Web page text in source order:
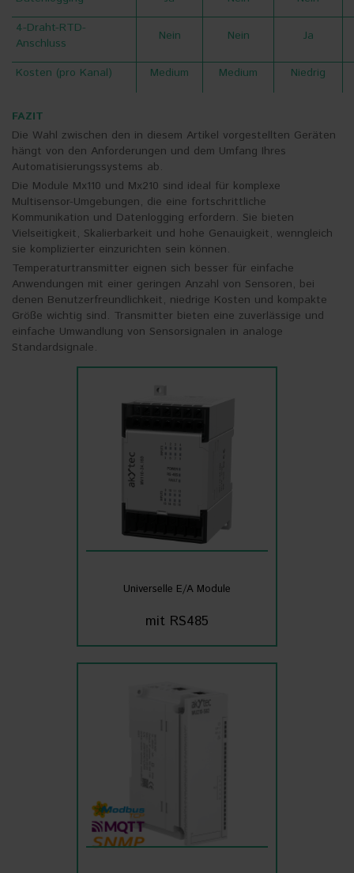
4-Draht-RTD-
Anschluss
Nein Nein Ja
Kosten (pro Kanal) Medium Medium Niedrig
FAZIT
Die Wahl zwischen den in diesem Artikel vorgestellten Geräten
hängt von den Anforderungen und dem Umfang Ihres
Automatisierungssystems ab.
Die Module Mx110 und Mx210 sind ideal für komplexe
Multisensor-Umgebungen, die eine fortschrittliche
Kommunikation und Datenlogging erfordern. Sie bieten
Vielseitigkeit, Skalierbarkeit und hohe Genauigkeit, wenngleich
sie komplizierter einzurichten sein können.
Temperaturtransmitter eignen sich besser für einfache
Anwendungen mit einer geringen Anzahl von Sensoren, bei
denen Benutzerfreundlichkeit, niedrige Kosten und kompakte
Größe wichtig sind. Transmitter bieten eine zuverlässige und
einfache Umwandlung von Sensorsignalen in analoge
Standardsignale.
Universelle E/A Module
mit RS485